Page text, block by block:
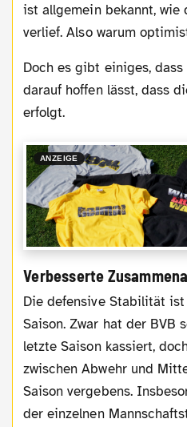
ist allgemein bekannt, wie
verlief. Also warum
Doch es gibt einiges, dass einen in dieser Saison
darauf hoffen lässt, dass
erfolgt.
ANZEIGE
Verbesserte
Die defensive Stabilität ist deutlich höher als letzte
Saison. Zwar hat der BVB
letzte Saison kassiert,
zwischen Abwehr und
Saison vergebens.
der einzelnen